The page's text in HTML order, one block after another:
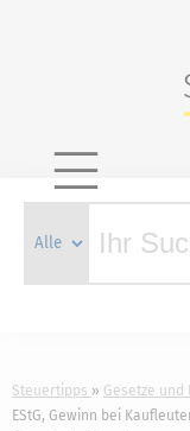
Steuertipps Gesetze und
EStG, Gewinn bei